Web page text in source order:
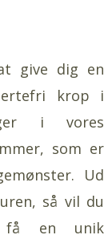
give dig en
krop i
i vores
som er
Ud
så vil du
få en unik